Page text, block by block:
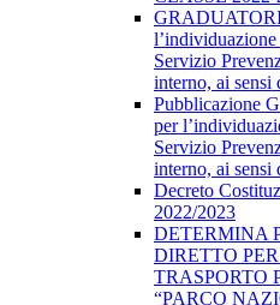
l’individuazione
Servizio
interno, ai
Pubblicazione
per
Servizio
interno, ai
Decreto
2022/2023
DETERMINA
DIRETTO
TRASPORTO
“PARCO